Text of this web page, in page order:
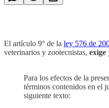
El artículo 9° de la ley 576 de
veterinarios y zootecnistas,
Para los efectos de la
términos contenidos en el
siguiente texto: